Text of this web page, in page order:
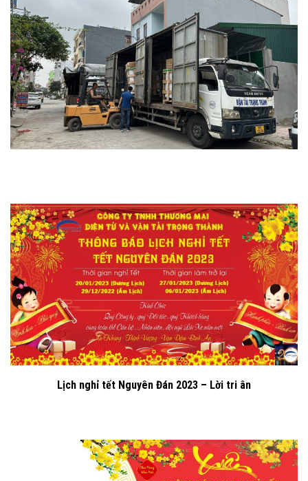
Lịch nghỉ tết Nguyên Đán 2023 – Lời tri ân